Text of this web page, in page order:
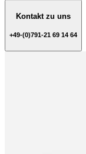
Kontakt zu uns
+49-(0)791-21 69 14 64